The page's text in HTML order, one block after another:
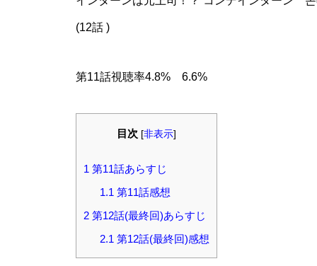
(12話 )
第11話視聴率4.8% 6.6%
目次 [非表示]
1 第11話あらすじ
1.1 第11話感想
2 第12話(最終回)あらすじ
2.1 第12話(最終回)感想